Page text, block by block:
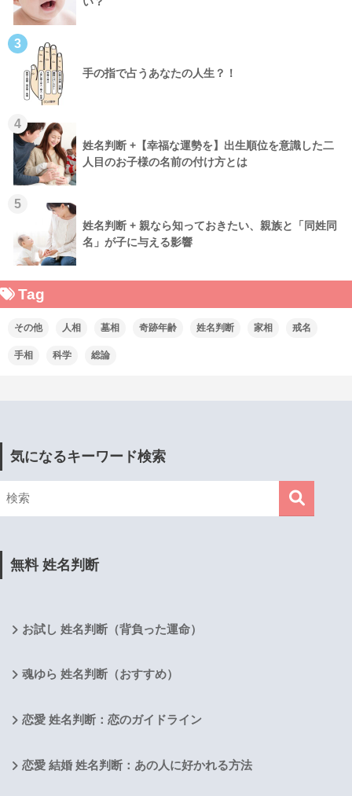
3
手の指で占うあなたの人生？！
4
姓名判断 +【幸福な運勢を】出生順位を意識した二
人目のお子様の名前の付け方とは
5
姓名判断 + 親なら知っておきたい、親族と「同姓同
名」が子に与える影響
Tag
その他 人相 墓相 奇跡年齢 姓名判断 家相 戒名
手相 科学 総論
気になるキーワード検索
無料 姓名判断
お試し 姓名判断（背負った運命）
魂ゆら 姓名判断（おすすめ）
恋愛 姓名判断：恋のガイドライン
恋愛 結婚 姓名判断：あの人に好かれる方法